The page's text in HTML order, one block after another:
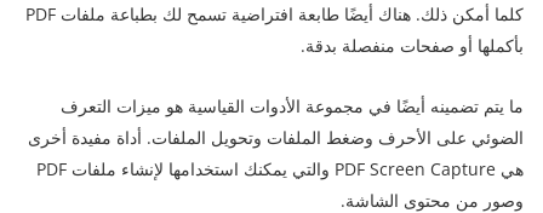
كلما أمكن ذلك. هناك أيضًا طابعة افتراضية تسمح لك بطباعة ملفات PDF
بأكملها أو صفحات منفصلة بدقة.
ما يتم تضمينه أيضًا في مجموعة الأدوات القياسية هو ميزات التعرف
الضوئي على الأحرف وضغط الملفات وتحويل الملفات. أداة مفيدة أخرى
هي PDF Screen Capture والتي يمكنك استخدامها لإنشاء ملفات PDF
وصور من محتوى الشاشة.